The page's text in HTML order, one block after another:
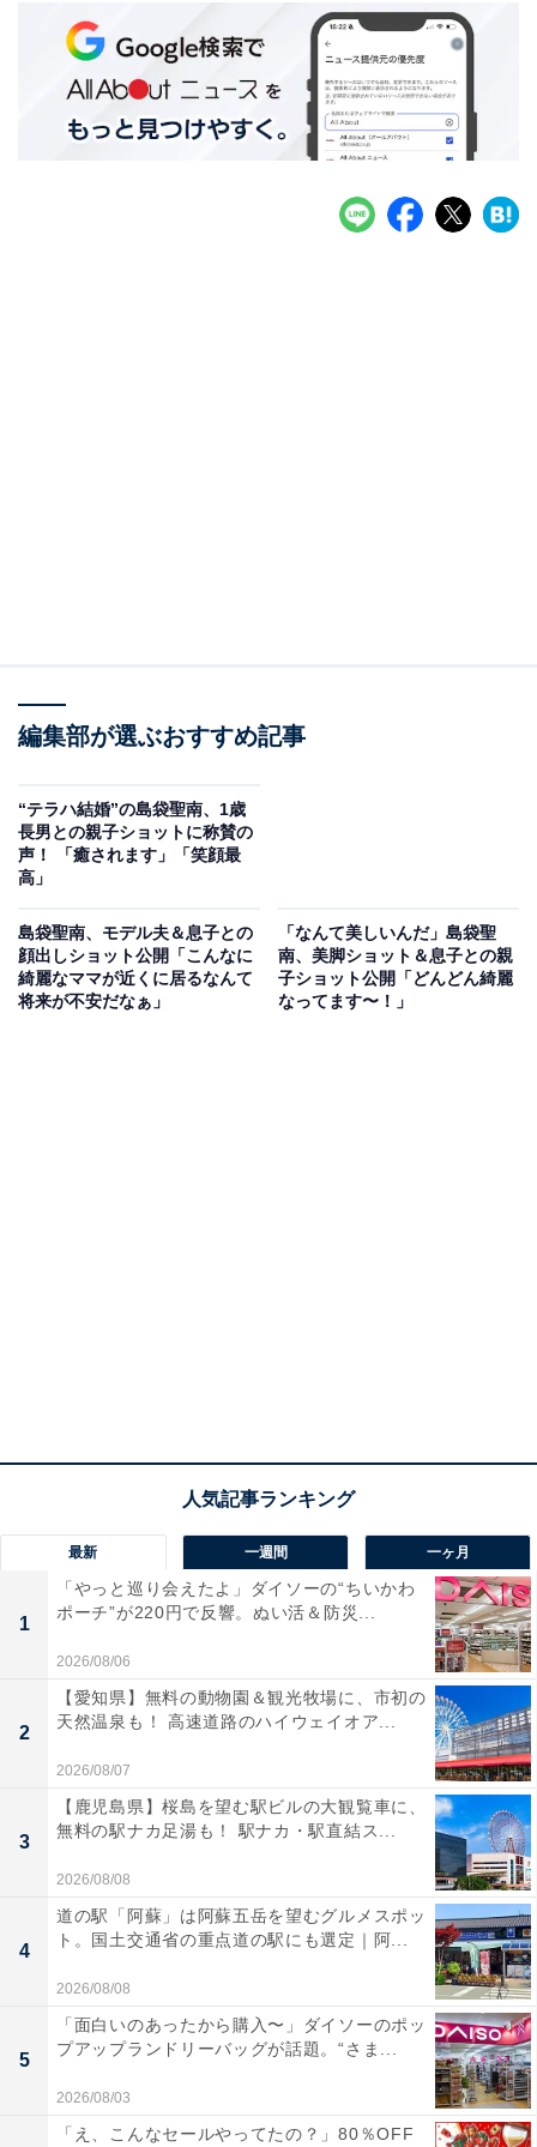
編集部が選ぶおすすめ記事
“テラハ結婚”の島袋聖南、1歳
長男との親子ショットに称賛の
声！ 「癒されます」「笑顔最
高」
島袋聖南、モデル夫＆息子との
顔出しショット公開「こんなに
綺麗なママが近くに居るなんて
将来が不安だなぁ」
「なんて美しいんだ」島袋聖
南、美脚ショット＆息子との親
子ショット公開「どんどん綺麗
なってます〜！」
最新 一週間 一ヶ月
1
「やっと巡り会えたよ」ダイソーの“ちいかわ
ポーチ”が220円で反響。ぬい活＆防災...
2026/08/06
2
【愛知県】無料の動物園＆観光牧場に、市初の
天然温泉も！ 高速道路のハイウェイオア...
2026/08/07
3
【鹿児島県】桜島を望む駅ビルの大観覧車に、
無料の駅ナカ足湯も！ 駅ナカ・駅直結ス...
2026/08/08
4
道の駅「阿蘇」は阿蘇五岳を望むグルメスポッ
ト。国土交通省の重点道の駅にも選定｜阿...
2026/08/08
5
「面白いのあったから購入〜」ダイソーのポッ
プアップランドリーバッグが話題。“さま...
2026/08/03
「え、こんなセールやってたの？」80％OFF